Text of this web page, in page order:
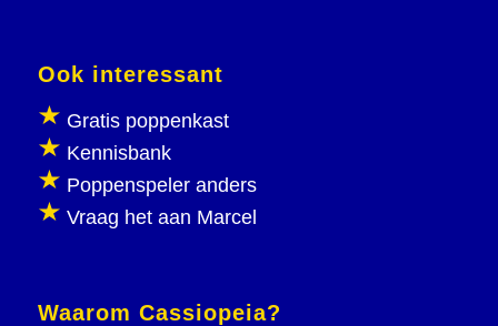
Ook interessant
Gratis poppenkast
Kennisbank
Poppenspeler anders
Vraag het aan Marcel
Waarom Cassiopeia?